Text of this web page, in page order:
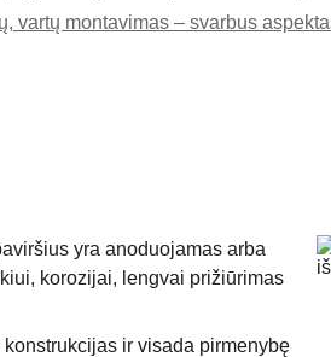
vartų montavimas – svarbus
yra anoduojamas arba
korozijai, lengvai prižiūrimas
ir visada pirmenybę